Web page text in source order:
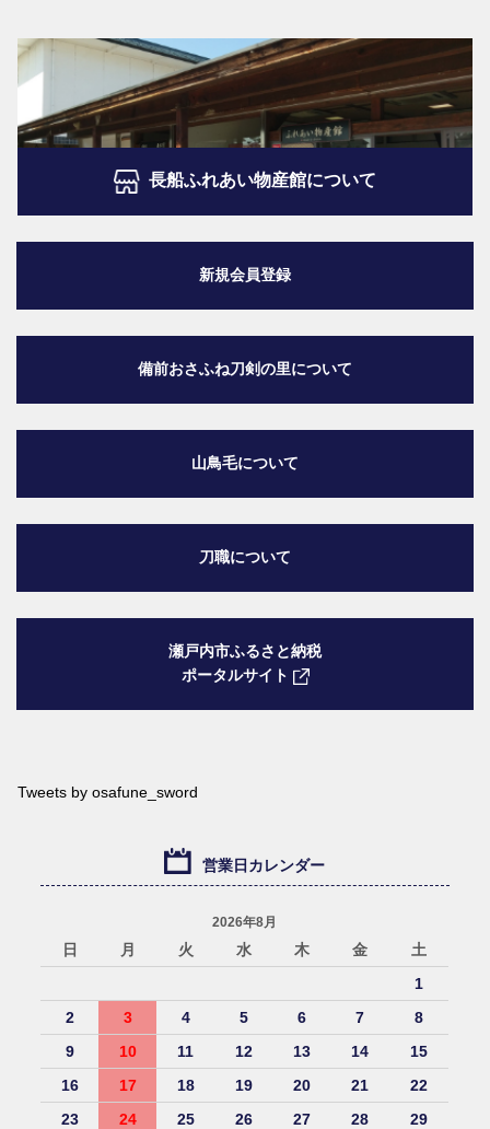
長船ふれあい物産館について
新規会員登録
備前おさふね刀剣の里について
山鳥毛について
刀職について
瀬戸内市ふるさと納税
ポータルサイト
Tweets by osafune_sword
営業日カレンダー
2026年8月
日 月 火 水 木 金
土
1
2
3 4 5 6 7
8
9
10 11 12 13 14
15
16
17 18 19 20 21
22
23
24 25 26 27 28
29